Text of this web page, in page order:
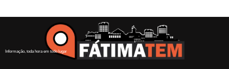
Informação, toda hora em todo lugar